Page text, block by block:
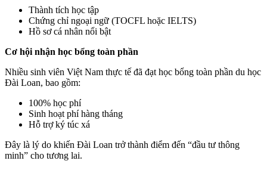
Thành tích học tập
Chứng chỉ ngoại ngữ (TOCFL hoặc IELTS)
Hồ sơ cá nhân nổi bật
Cơ hội nhận học bổng toàn phần
Nhiều sinh viên Việt Nam thực tế đã đạt học bổng toàn phần du học
Đài Loan, bao gồm:
100% học phí
Sinh hoạt phí hàng tháng
Hỗ trợ ký túc xá
Đây là lý do khiến Đài Loan trở thành điểm đến “đầu tư thông
minh” cho tương lai.